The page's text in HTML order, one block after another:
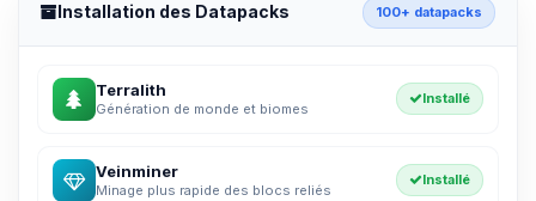
Installation des Datapacks 100+ datapacks
Terralith
Génération de monde et biomes
Installé
Veinminer
Minage plus rapide des blocs reliés
Installé